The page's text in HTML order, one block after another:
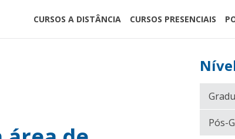
CURSOS A DISTÂNCIA CURSOS PRESENCIAIS
de sugestão automática incluído.
Pós-